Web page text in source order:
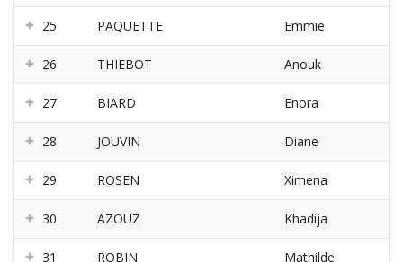
25 PAQUETTE Emmie
26 THIEBOT Anouk
27 BIARD Enora
28 JOUVIN Diane
29 ROSEN Ximena
30 AZOUZ Khadija
31 ROBIN Mathilde